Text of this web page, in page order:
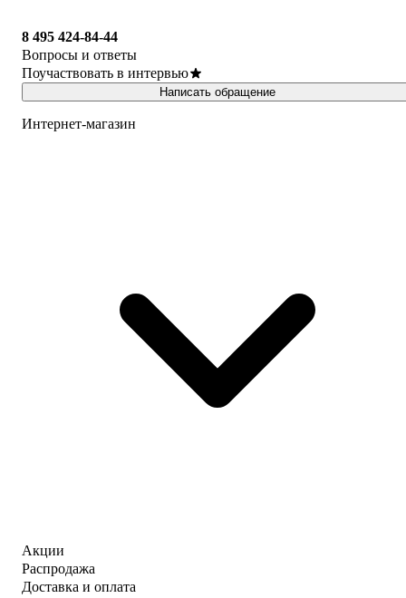
8 495 424-84-44
Вопросы и ответы
Поучаствовать в интервью
Написать обращение
Интернет-магазин
Акции
Распродажа
Доставка и оплата